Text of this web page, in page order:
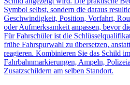
Symbol selbst, sondern die daraus
Geschwindigkeit, Position, Vorfahrt,
oder Aufmerksamkeit anpassen, bevor
Für Fahrschüler ist die
frühe Fahrspurwahl zu übersetzen,
reagieren. Kombinieren Sie das Schild
Fahrbahnmarkierungen, Ampeln,
Zusatzschildern am selben Standort.